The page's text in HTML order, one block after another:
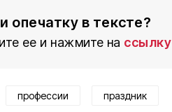
опечатку в тексте?
ее и нажмите на ссылку
профессии праздник